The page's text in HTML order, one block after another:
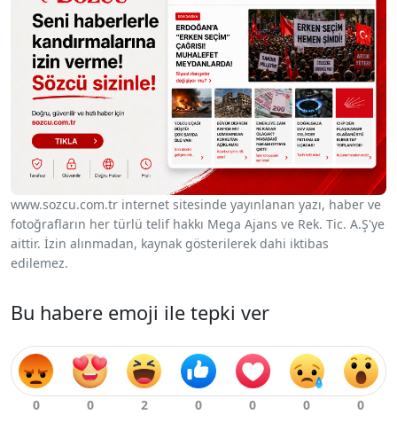
www.sozcu.com.tr internet sitesinde yayınlanan yazı, haber ve
fotoğrafların her türlü telif hakkı Mega Ajans ve Rek. Tic. A.Ş'ye
aittir. İzin alınmadan, kaynak gösterilerek dahi iktibas
edilemez.
Bu habere emoji ile tepki ver